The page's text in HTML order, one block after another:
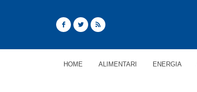
HOME ALIMENTARI ENERGIA